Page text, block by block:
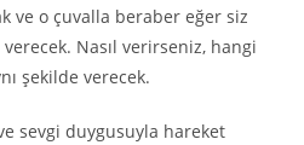
ve o çuvalla beraber eğer siz
Nasıl verirseniz, hangi
şekilde verecek.
sevgi duygusuyla hareket